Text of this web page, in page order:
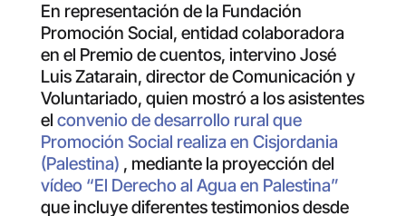
En representación de la Fundación
Promoción Social, entidad colaboradora
en el Premio de cuentos, intervino José
Luis Zatarain, director de Comunicación y
Voluntariado, quien mostró a los asistentes
el convenio de desarrollo rural que
Promoción Social realiza en Cisjordania
(Palestina) , mediante la proyección del
vídeo “El Derecho al Agua en Palestina”
que incluye diferentes testimonios desde